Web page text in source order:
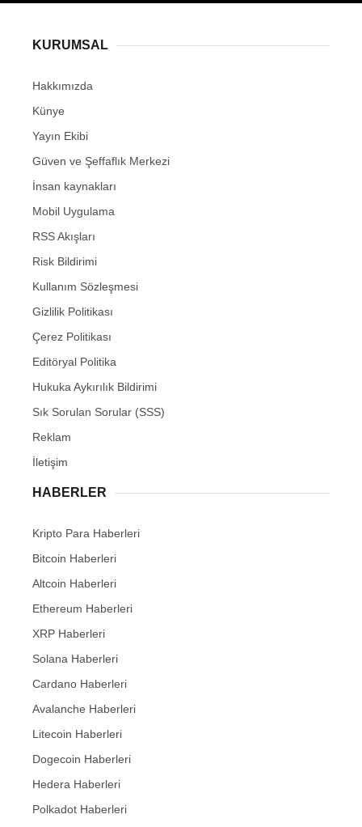
KURUMSAL
Hakkımızda
Künye
Yayın Ekibi
Güven ve Şeffaflık Merkezi
İnsan kaynakları
Mobil Uygulama
RSS Akışları
Risk Bildirimi
Kullanım Sözleşmesi
Gizlilik Politikası
Çerez Politikası
Editöryal Politika
Hukuka Aykırılık Bildirimi
Sık Sorulan Sorular (SSS)
Reklam
İletişim
HABERLER
Kripto Para Haberleri
Bitcoin Haberleri
Altcoin Haberleri
Ethereum Haberleri
XRP Haberleri
Solana Haberleri
Cardano Haberleri
Avalanche Haberleri
Litecoin Haberleri
Dogecoin Haberleri
Hedera Haberleri
Polkadot Haberleri